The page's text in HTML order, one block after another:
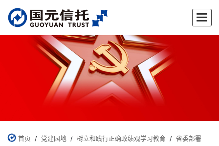
首页 / 党建园地 / 树立和践行正确政绩观学习教育 / 省委部署